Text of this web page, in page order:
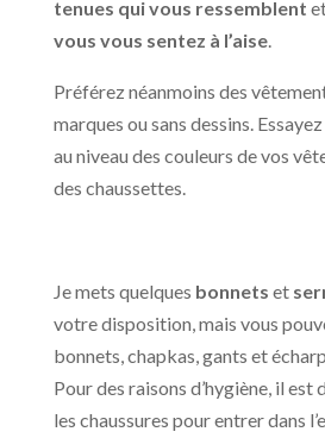
tenues qui vous ressemblent
vous vous sentez à l’aise.
Préférez néanmoins des
marques ou sans dessins.
au niveau des couleurs de vos
des chaussettes.
Je mets quelques bonnets et
votre disposition, mais vous
bonnets, chapkas, gants et
Pour des raisons d’hygiène, il est
les chaussures pour entrer dans